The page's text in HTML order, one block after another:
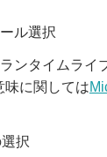
ル選択
ンタイムライ
味に関しては
択